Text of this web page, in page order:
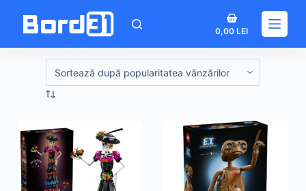
Coș
de
cumpărături
0,00LEI